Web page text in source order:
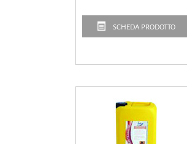
SCHEDA PRODOTTO